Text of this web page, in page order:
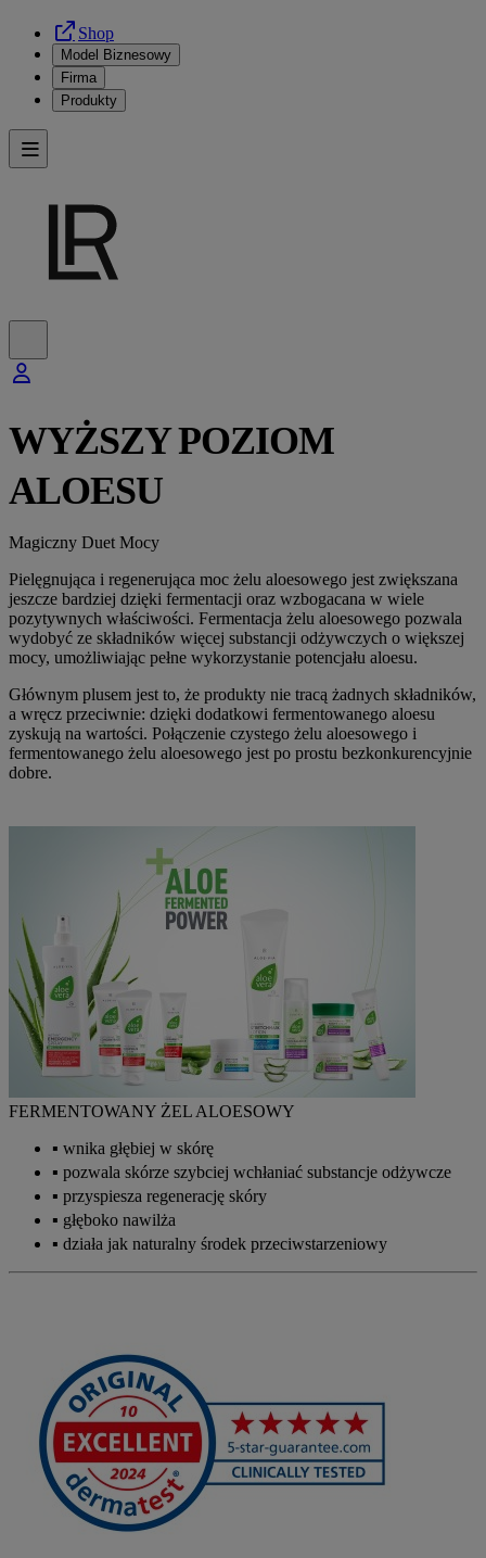
Shop
Model Biznesowy
Firma
Produkty
WYŻSZY POZIOM
ALOESU
Magiczny Duet Mocy
Pielęgnująca i regenerująca moc żelu aloesowego jest zwiększana
jeszcze bardziej dzięki fermentacji oraz wzbogacana w wiele
pozytywnych właściwości. Fermentacja żelu aloesowego pozwala
wydobyć ze składników więcej substancji odżywczych o większej
mocy, umożliwiając pełne wykorzystanie potencjału aloesu.
Głównym plusem jest to, że produkty nie tracą żadnych składników,
a wręcz przeciwnie: dzięki dodatkowi fermentowanego aloesu
zyskują na wartości. Połączenie czystego żelu aloesowego i
fermentowanego żelu aloesowego jest po prostu bezkonkurencyjnie
dobre.
FERMENTOWANY ŻEL ALOESOWY
wnika głębiej w skórę
pozwala skórze szybciej wchłaniać substancje odżywcze
przyspiesza regenerację skóry
głęboko nawilża
działa jak naturalny środek przeciwstarzeniowy